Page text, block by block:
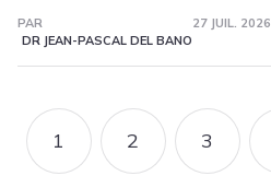
PAR
DR JEAN-PASCAL DEL BANO
27 JUIL. 2026
Pagination
PAGE
1 PAGE
2 PAGE
3